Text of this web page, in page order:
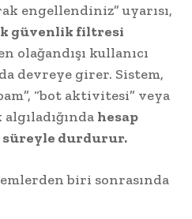
engellendiniz” uyarısı,
güvenlik filtresi
olağandışı kullanıcı
devreye girer. Sistem,
“bot aktivitesi” veya
hesap
durdurur.
biri sonrasında